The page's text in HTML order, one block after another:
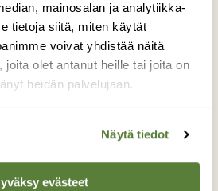
mainosalan ja analytiikka-
tietoja siitä, miten käytät
voivat yhdistää näitä
joita olet antanut heille tai joita on
heidän palvelujaan.
Näytä tiedot
evästeet
LINNUT
taas